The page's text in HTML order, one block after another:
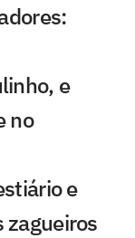
e
no
e
zagueiros